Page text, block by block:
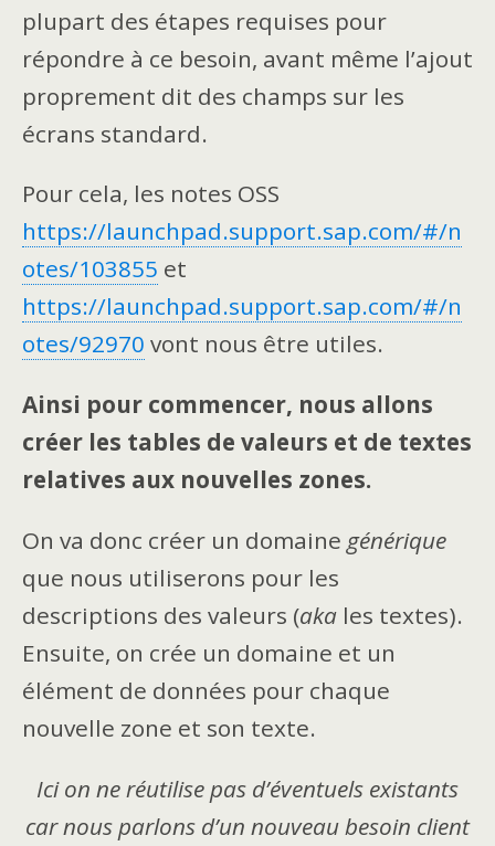
plupart des étapes requises pour
répondre à ce besoin, avant même l’ajout
proprement dit des champs sur les
écrans standard.
Pour cela, les notes OSS
https://launchpad.support.sap.com/#/n
otes/103855 et
https://launchpad.support.sap.com/#/n
otes/92970 vont nous être utiles.
Ainsi pour commencer, nous allons
créer les tables de valeurs et de textes
relatives aux nouvelles zones.
On va donc créer un domaine générique
que nous utiliserons pour les
descriptions des valeurs (aka les textes).
Ensuite, on crée un domaine et un
élément de données pour chaque
nouvelle zone et son texte.
Ici on ne réutilise pas d’éventuels existants
car nous parlons d’un nouveau besoin client